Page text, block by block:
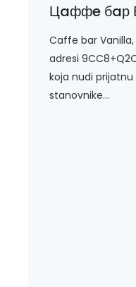
Цaффe бaр
Caffe bar
adresi
koja nudi
stanovnike...